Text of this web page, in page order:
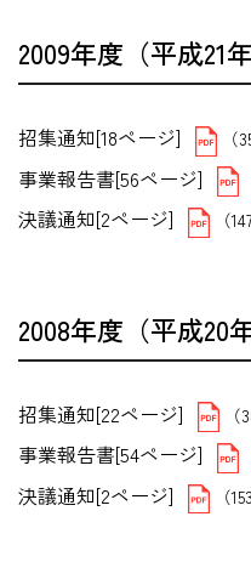
2009年度（平成21
招集通知[18ページ] （
事業報告書[56ページ]
決議通知[2ページ] （
2008年度（平成20
招集通知[22ページ] （
事業報告書[54ページ]
決議通知[2ページ] （